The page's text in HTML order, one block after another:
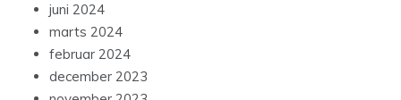
juni 2024
marts 2024
februar 2024
december 2023